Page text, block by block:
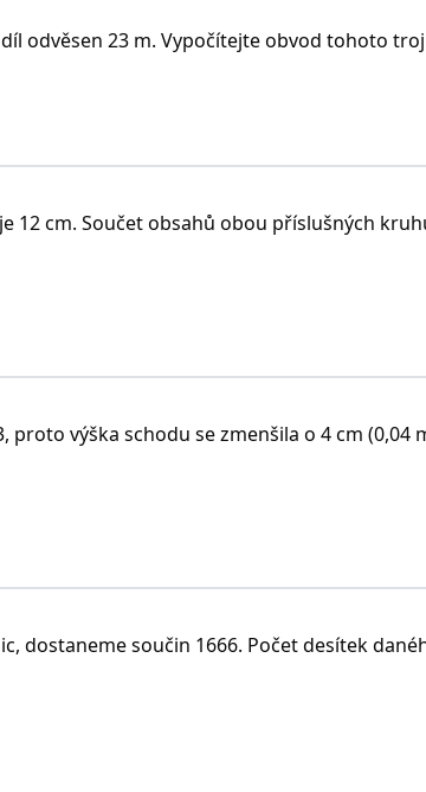
odvěsen 23 m. Vypočítejte obvod tohoto
12 cm. Součet obsahů obou příslušných
výška schodu se zmenšila o 4 cm (0,04
dostaneme součin 1666. Počet desítek